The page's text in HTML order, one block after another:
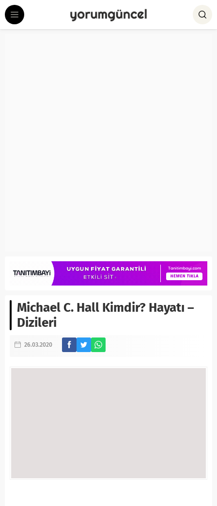
Michael C. Hall Kimdir? Hayatı –
Dizileri
26.03.2020